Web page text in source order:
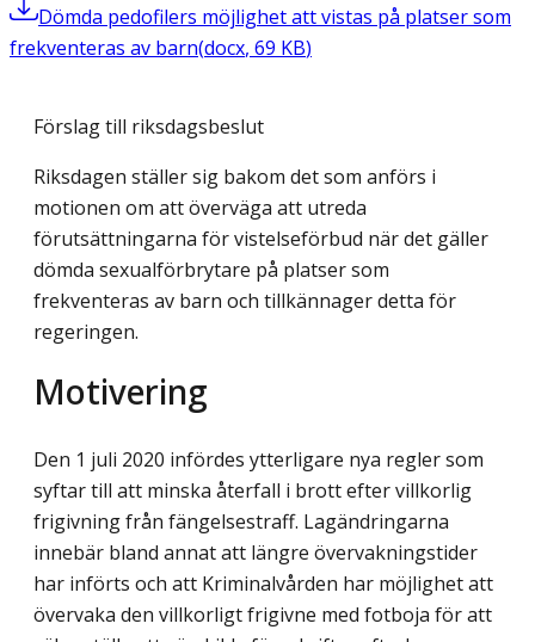
Dömda pedofilers möjlighet att vistas på platser som
frekventeras av barn(docx, 69 KB)
Förslag till riksdagsbeslut
Riksdagen ställer sig bakom det som anförs i
motionen om att överväga att utreda
förutsättningarna för vistelseförbud när det gäller
dömda sexualförbrytare på platser som
frekventeras av barn och tillkännager detta för
regeringen.
Motivering
Den 1 juli 2020 infördes ytterligare nya regler som
syftar till att minska återfall i brott efter villkorlig
frigivning från fängelsestraff. Lagändringarna
innebär bland annat att längre övervakningstider
har införts och att Kriminalvården har möjlighet att
övervaka den villkorligt frigivne med fotboja för att